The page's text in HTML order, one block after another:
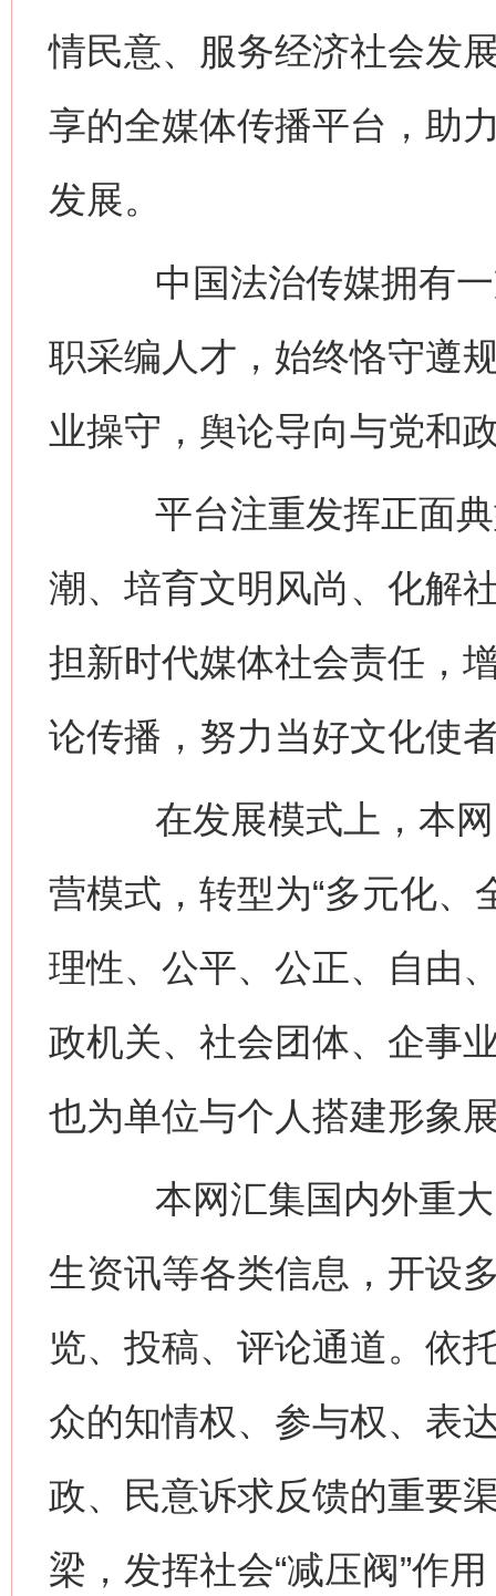
情民意、服务经济社会发
享的全媒体传播平台，助
发展。
中国法治传媒拥有一
职采编人才，始终恪守遵
业操守，舆论导向与党和
平台注重发挥正面典
潮、培育文明风尚、化解
担新时代媒体社会责任，
论传播，努力当好文化使
在发展模式上，本网
营模式，转型为“多元化、
理性、公平、公正、自由
政机关、社会团体、企事
也为单位与个人搭建形象
本网汇集国内外重大
生资讯等各类信息，开设
览、投稿、评论通道。依
众的知情权、参与权、表
政、民意诉求反馈的重要
梁，发挥社会“减压阀”作